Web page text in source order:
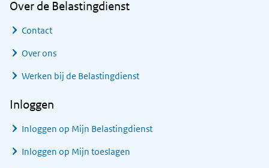
Over de Belastingdienst
Contact
Over ons
Werken bij de Belastingdienst
Inloggen
Inloggen op Mijn Belastingdienst
Inloggen op Mijn toeslagen